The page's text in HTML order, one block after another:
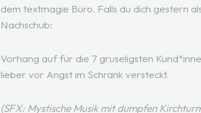
dem textmagie Büro. Falls du dich gestern
Nachschub:
Vorhang auf für die 7 gruseligsten
lieber vor Angst im Schrank versteckt.
(SFX: Mystische Musik mit dumpfen